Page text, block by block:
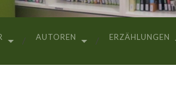
AUTOREN ERZÄHLUNGEN